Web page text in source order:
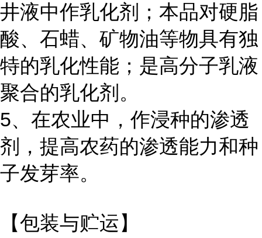
井液中作乳化剂；本品对硬脂
酸、石蜡、矿物油等物具有独
特的乳化性能；是高分子乳液
聚合的乳化剂。
5、在农业中，作浸种的渗透
剂，提高农药的渗透能力和种
子发芽率。
【包装与贮运】